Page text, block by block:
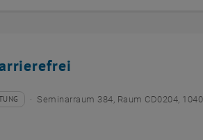
Seminarraum 384, Raum CD0204,